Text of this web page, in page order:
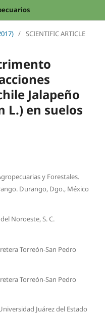
/ SCIENTIFIC ARTICLE
Jalapeño
L.) en suelos
y Forestales.
Durango, Dgo., México
Noroeste, S. C.
Torreón-San Pedro
Torreón-San Pedro
Juárez del Estado